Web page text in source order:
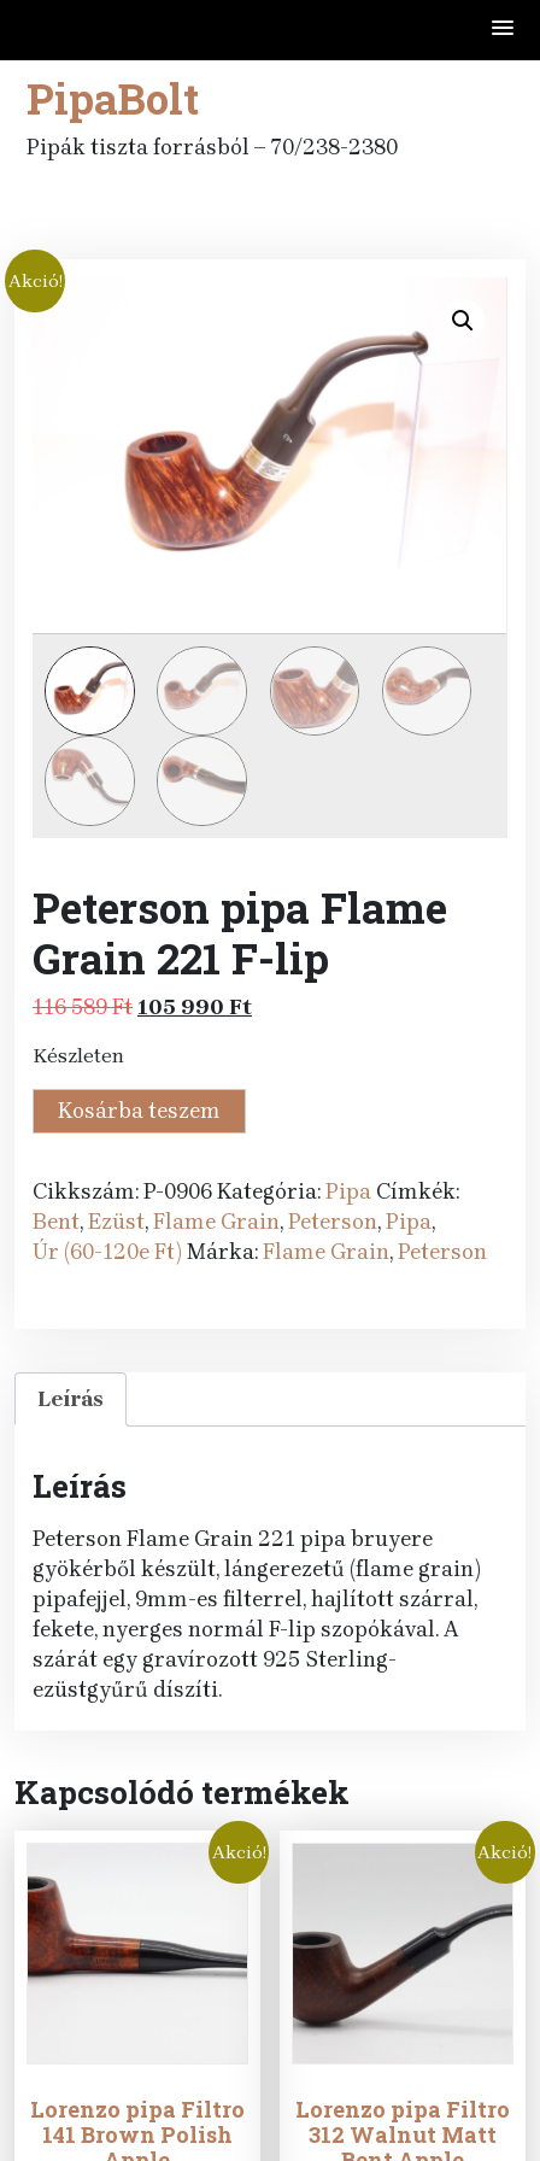
Skip
content
PipaBolt
Pipák tiszta forrásból – 70/238-2380
Akció!
Peterson pipa Flame
Grain 221 F-lip
116 589Ft Original
116
589 Ft.
105 990 FtCurrent
Készleten
Peterson
pipa
Grain
221
F-
Kosárba teszem
Cikkszám:P-0906Kategória:Pipa Címkék:
Bent,Ezüst,Flame Grain,Peterson,Pipa,
Úr (60-120e Ft) Márka:Flame Grain,Peterson
Leírás
Leírás
Peterson Flame Grain 221 pipa bruyere
gyökérből készült, lángerezetű (flame grain)
pipafejjel, 9mm-es filterrel, hajlított szárral,
fekete, nyerges normál F-lip szopókával. A
szárát egy gravírozott 925 Sterling-
ezüstgyűrű díszíti.
Kapcsolódó termékek
Akció!
Lorenzo pipa Filtro
141 Brown Polish
Akció!
Lorenzo pipa Filtro
312 Walnut Matt